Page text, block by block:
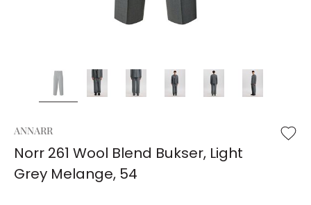
ANNARR
Norr 261 Wool Blend Bukser, Light
Grey Melange, 54